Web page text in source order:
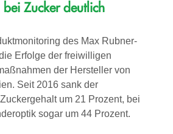
bei Zucker deutlich
des Max Rubner-
Erfolge der freiwilligen
der Hersteller von
Seit 2016 sank der
um 21 Prozent, bei
sogar um 44 Prozent.